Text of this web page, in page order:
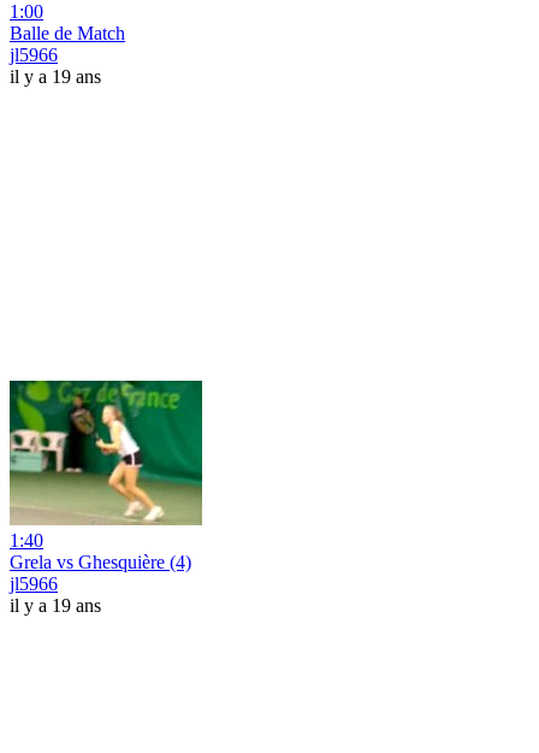
1:00
Balle de Match
jl5966
il y a 19 ans
1:40
Grela vs Ghesquière (4)
jl5966
il y a 19 ans